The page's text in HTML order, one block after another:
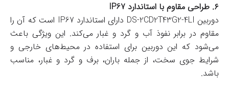
۶. طراحی مقاوم با استاندارد IP67
دوربین DS-2CD2T43G2-4LI دارای استاندارد IP67 است که آن را
مقاوم در برابر نفوذ آب و گرد و غبار می‌کند. این ویژگی باعث
می‌شود که این دوربین برای استفاده در محیط‌های خارجی و
شرایط جوی سخت، از جمله باران، برف و گرد و غبار، مناسب
باشد.